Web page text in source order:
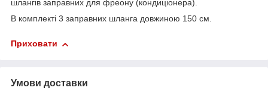
шлангів заправних для фреону (кондиціонера).
В комплекті 3 заправних шланга довжиною 150 см.
Приховати
Умови доставки